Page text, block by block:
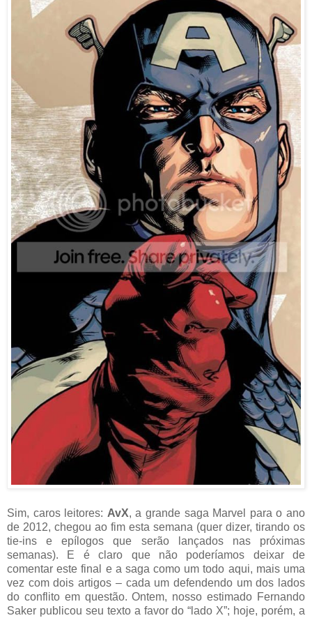
Sim, caros leitores: AvX, a grande saga Marvel para o ano
de 2012, chegou ao fim esta semana (quer dizer, tirando os
tie-ins e epílogos que serão lançados nas próximas
semanas). E é claro que não poderíamos deixar de
comentar este final e a saga como um todo aqui, mais uma
vez com dois artigos – cada um defendendo um dos lados
do conflito em questão. Ontem, nosso estimado Fernando
Saker publicou seu texto a favor do “lado X”; hoje, porém, a